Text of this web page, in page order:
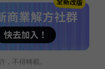
，不得轉載。